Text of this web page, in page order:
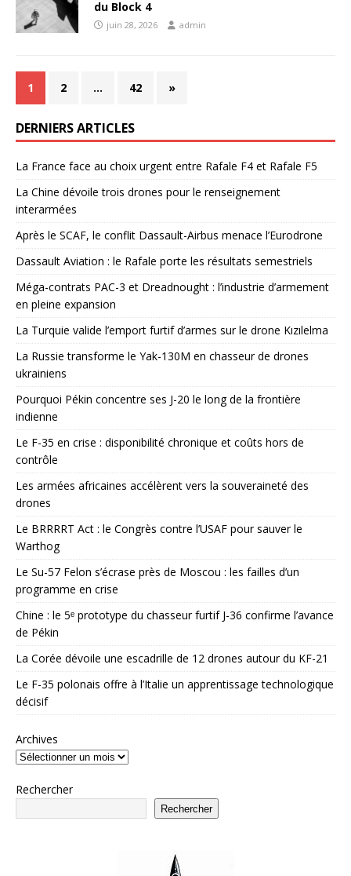
du Block 4
juin 28, 2026 admin
1 2 … 42 »
DERNIERS ARTICLES
La France face au choix urgent entre Rafale F4 et Rafale F5
La Chine dévoile trois drones pour le renseignement
interarmées
Après le SCAF, le conflit Dassault-Airbus menace l’Eurodrone
Dassault Aviation : le Rafale porte les résultats semestriels
Méga-contrats PAC-3 et Dreadnought : l’industrie d’armement
en pleine expansion
La Turquie valide l’emport furtif d’armes sur le drone Kızılelma
La Russie transforme le Yak-130M en chasseur de drones
ukrainiens
Pourquoi Pékin concentre ses J-20 le long de la frontière
indienne
Le F-35 en crise : disponibilité chronique et coûts hors de
contrôle
Les armées africaines accélèrent vers la souveraineté des
drones
Le BRRRRT Act : le Congrès contre l’USAF pour sauver le
Warthog
Le Su-57 Felon s’écrase près de Moscou : les failles d’un
programme en crise
Chine : le 5ᵉ prototype du chasseur furtif J-36 confirme l’avance
de Pékin
La Corée dévoile une escadrille de 12 drones autour du KF-21
Le F-35 polonais offre à l’Italie un apprentissage technologique
décisif
Archives
Rechercher
Rechercher